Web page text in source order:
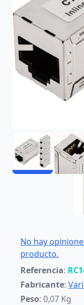
No hay
producto.
Referencia:
Fabricante:
Peso: 0,07 Kg